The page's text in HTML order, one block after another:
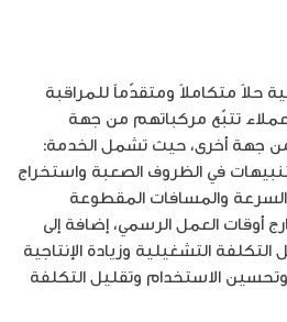
حلاً متكاملاً ومتقدّماً للمراقبة
تتبّع مركباتهم من جهة
جهة أخرى، حيث تشمل الخدمة:
في الظروف الصعبة واستخراج
السرعة والمسافات المقطوعة
أوقات العمل الرسمي، إضافة إلى
التشغيلية وزيادة الإنتاجية
الاستخدام وتقليل التكلفة